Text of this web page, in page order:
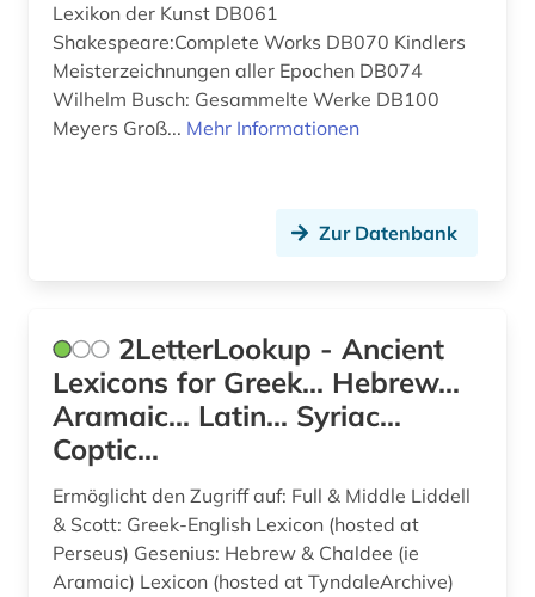
benin (1)
berufe (1)
berühmte persönlichkeit (1)
betriebswirtschaftslehre (1)
bezeichnung (1)
bibel kunst koran (1)
bibel volltext (1)
Suedasien (5)
Suedosteuropa (2)
Thueringen (2)
USA (6)
Ungarn (4)
Vatikanstadt (3)
Lexikon der Kunst DB061
Shakespeare:Complete Works DB070 Kindlers
Meisterzeichnungen aller Epochen DB074
Wilhelm Busch: Gesammelte Werke DB100
Meyers Groß... Mehr Informationen
Zur Datenbank
2LetterLookup - Ancient
Lexicons for Greek... Hebrew...
Aramaic... Latin... Syriac...
Coptic...
Ermöglicht den Zugriff auf: Full & Middle Liddell
& Scott: Greek-English Lexicon (hosted at
Perseus) Gesenius: Hebrew & Chaldee (ie
Aramaic) Lexicon (hosted at TyndaleArchive)